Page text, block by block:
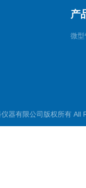
产
微型
器有限公司版权所有